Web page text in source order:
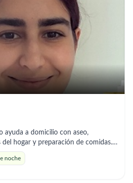
ayuda a domicilio con aseo,
hogar y preparación de comidas.
un horario flexible ya que estoy en
noche